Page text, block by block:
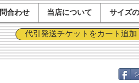
問合わせ 当店について サイズ
代引発送チケットをカート追加